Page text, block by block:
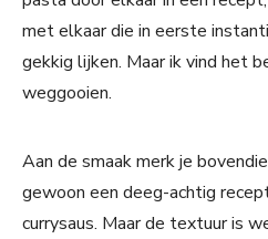
met elkaar die in eerste
gekkig lijken. Maar ik vind het
weggooien.
Aan de smaak merk je
gewoon een deeg-achtig
currysaus. Maar de textuur is